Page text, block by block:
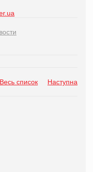
Весь список Наступна